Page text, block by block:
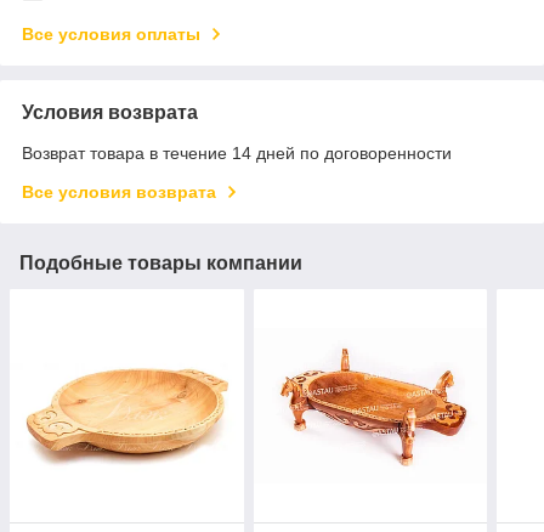
Все условия оплаты
Условия возврата
Возврат товара в течение 14 дней по договоренности
Все условия возврата
Подобные товары компании